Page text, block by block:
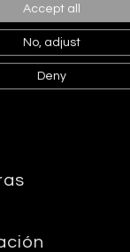
Accept all
No, adjust
Deny